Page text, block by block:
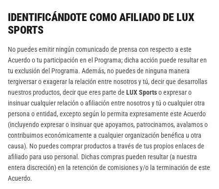
IDENTIFICÁNDOTE COMO AFILIADO DE LUX
SPORTS
No puedes emitir ningún comunicado de prensa con respecto a este
Acuerdo o tu participación en el Programa; dicha acción puede resultar en
tu exclusión del Programa. Además, no puedes de ninguna manera
tergiversar o exagerar la relación entre nosotros y tú, decir que desarrollas
nuestros productos, decir que eres parte de LUX Sportso expresar o
insinuar cualquier relación o afiliación entre nosotros y tú o cualquier otra
persona o entidad, excepto según lo permita expresamente este Acuerdo
(incluyendo expresar o insinuar que apoyamos, patrocinamos, avalamos o
contribuimos económicamente a cualquier organización benéfica u otra
causa). No puedes comprar productos a través de tus propios enlaces de
afiliado para uso personal. Dichas compras pueden resultar (a nuestra
entera discreción) en la retención de comisiones y/o la terminación de este
Acuerdo.